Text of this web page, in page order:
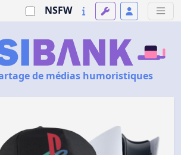
NSFW
de médias humoristiques